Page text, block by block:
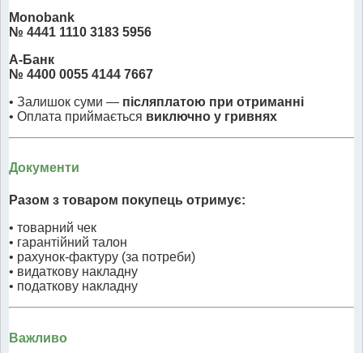
Monobank
№ 4441 1110 3183 5956
А-Банк
№ 4400 0055 4144 7667
• Залишок суми — післяплатою при отриманні
• Оплата приймається виключно у гривнях
Документи
Разом з товаром покупець отримує:
• товарний чек
• гарантійний талон
• рахунок-фактуру (за потреби)
• видаткову накладну
• податкову накладну
Важливо